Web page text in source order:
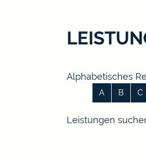
Alphabetisches
A B C
Leistungen